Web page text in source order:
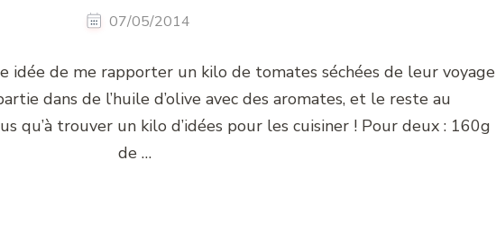
07/05/2014
idée de me rapporter un kilo de tomates séchées de leur voyage
dans de l’huile d’olive avec des aromates, et le reste au
qu’à trouver un kilo d’idées pour les cuisiner ! Pour deux : 160g
de …